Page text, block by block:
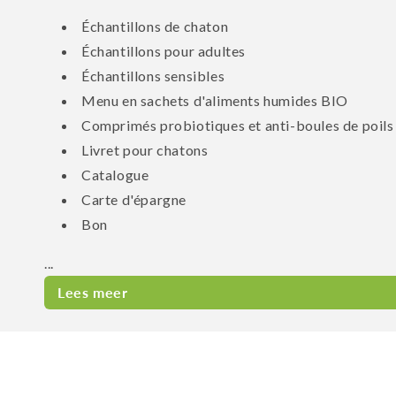
Échantillons de chaton
Échantillons pour adultes
Échantillons sensibles
Menu en sachets d'aliments humides BIO
Comprimés probiotiques et anti-boules de poils
Livret pour chatons
Catalogue
Carte d'épargne
Bon
...
Lees meer